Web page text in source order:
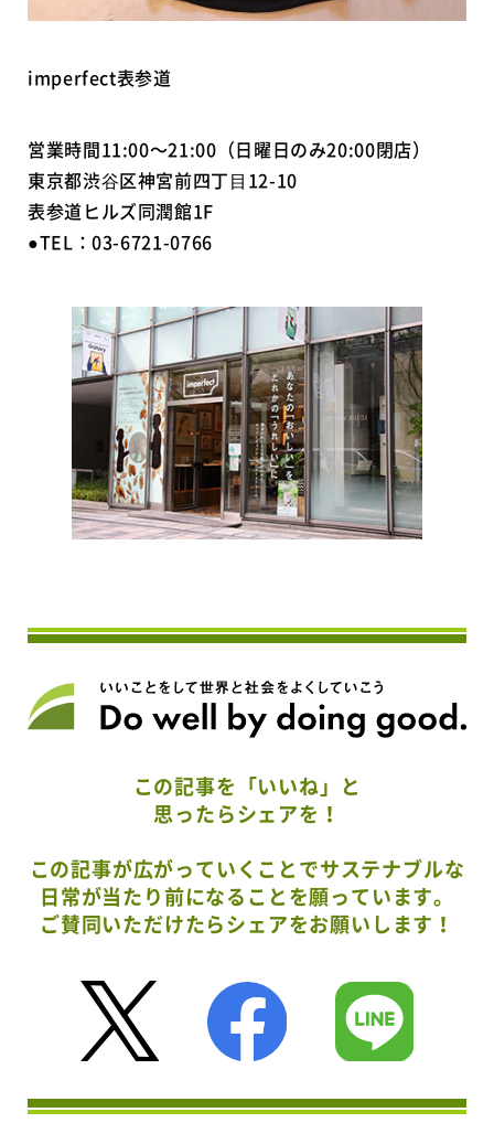
imperfect表参道
営業時間11:00～21:00（日曜日のみ20:00閉店）
東京都渋⾕区神宮前四丁⽬12-10
表参道ヒルズ同潤館1F
●TEL：03-6721-0766
この記事を「いいね」と
思ったらシェアを！
この記事が広がっていくことでサステナブルな
日常が当たり前になることを願っています。
ご賛同いただけたらシェアをお願いします！